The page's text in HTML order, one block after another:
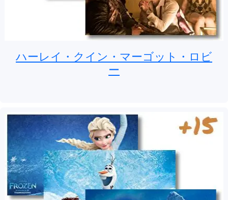
ハーレイ・クイン・マーゴット・ロビ
ー